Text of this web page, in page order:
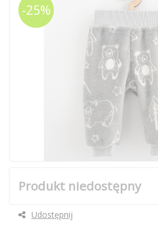
-25%
Produkt niedostępny
Udostępnij